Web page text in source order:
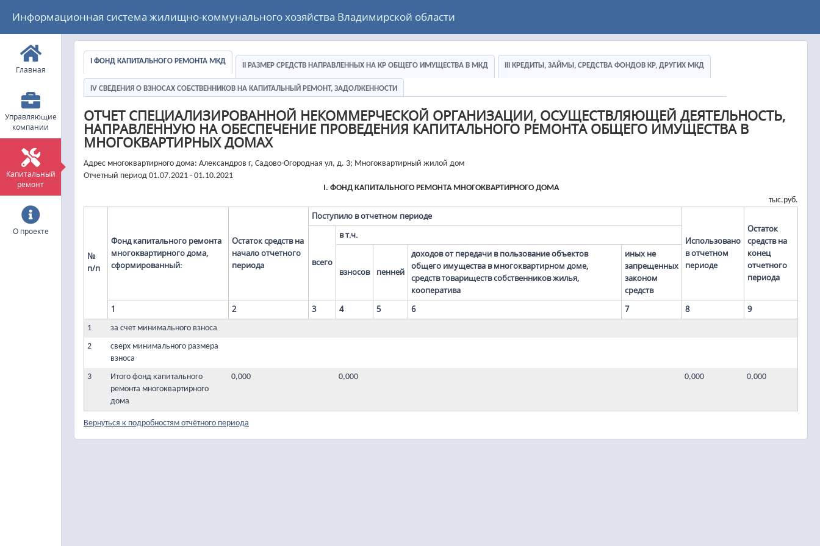
Информационная система жилищно-коммунального хозяйства Владимирской области
Главная
Управляющие
компании
Капитальный
ремонт
О проекте
I ФОНД КАПИТАЛЬНОГО РЕМОНТА МКД
II РАЗМЕР СРЕДСТВ НАПРАВЛЕННЫХ НА КР ОБЩЕГО ИМУЩЕСТВА В МКД III КРЕДИТЫ, ЗАЙМЫ, СРЕДСТВА ФОНДОВ КР, ДРУГИХ МКД
IV СВЕДЕНИЯ О ВЗНОСАХ СОБСТВЕННИКОВ НА КАПИТАЛЬНЫЙ РЕМОНТ, ЗАДОЛЖЕННОСТИ
ОТЧЕТ СПЕЦИАЛИЗИРОВАННОЙ НЕКОММЕРЧЕСКОЙ ОРГАНИЗАЦИИ, ОСУЩЕСТВЛЯЮЩЕЙ ДЕЯТЕЛЬНОСТЬ,
НАПРАВЛЕННУЮ НА ОБЕСПЕЧЕНИЕ ПРОВЕДЕНИЯ КАПИТАЛЬНОГО РЕМОНТА ОБЩЕГО ИМУЩЕСТВА В
МНОГОКВАРТИРНЫХ ДОМАХ
Адрес многоквартирного дома: Александров г, Садово-Огородная ул, д. 3; Многоквартирный жилой дом
Отчетный период 01.07.2021 - 01.10.2021
I. ФОНД КАПИТАЛЬНОГО РЕМОНТА МНОГОКВАРТИРНОГО ДОМА
тыс.руб.
№
п/п
Фонд капитального ремонта
многоквартирного дома,
сформированный:
Остаток средств на
начало отчетного
периода
Поступило в отчетном периоде
Использовано
в отчетном
периоде
Остаток
средств на
конец
отчетного
периода
всего
в т.ч.
взносов пенней
доходов от передачи в пользование объектов
общего имущества в многоквартирном доме,
средств товариществ собственников жилья,
кооператива
иных не
запрещенных
законом
средств
1
2 3 4 5 6 7 8 9
1
за счет минимального взноса
2
сверх минимального размера
взноса
3
Итого фонд капитального
ремонта многоквартирного
дома
0,000 0,000 0,000 0,000
Вернуться к подробностям отчётного периода